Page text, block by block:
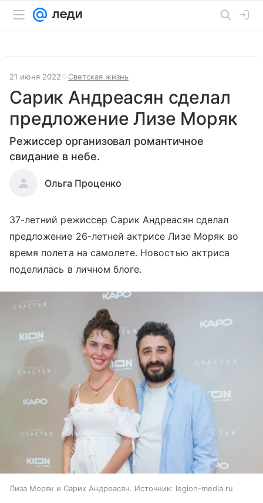
21 июня 2022 Светская жизнь
Сарик Андреасян сделал
предложение Лизе Моряк
Режиссер организовал романтичное
свидание в небе.
Ольга Проценко
37-летний режиссер Сарик Андреасян сделал
предложение 26-летней актрисе Лизе Моряк во
время полета на самолете. Новостью актриса
поделилась в личном блоге.
Лиза Моряк и Сарик Андреасян. Источник: legion-media.ru